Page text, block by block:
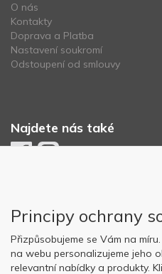
O nás
Kontakty
Doprava a Platba
Nastavení soukromí
Odstoupení od smlouvy
Najdete nás také
Principy ochrany
Přizpůsobujeme se Vám na
na webu personalizujeme jeho
relevantní nabídky a produkty.